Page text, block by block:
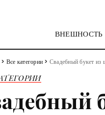
ВНЕШНОСТЬ
> Все категории > Свадебный букет из